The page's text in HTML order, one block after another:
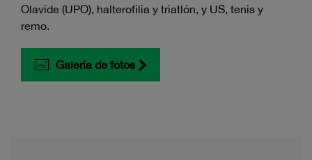
Olavide (UPO), halterofilia y triatlón, y US, tenis y
remo.
Galería de fotos